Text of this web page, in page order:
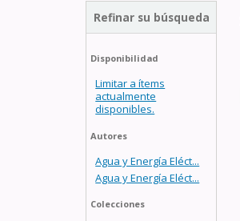
Refinar su búsqueda
Disponibilidad
Limitar a ítems
actualmente
disponibles.
Autores
Agua y Energía Eléct...
Agua y Energía Eléct...
Colecciones